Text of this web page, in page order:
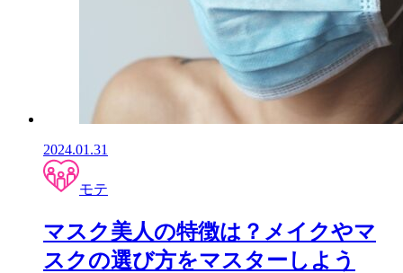
2024.01.31
モテ
マスク美人の特徴は？メイクやマ
スクの選び方をマスターしよう